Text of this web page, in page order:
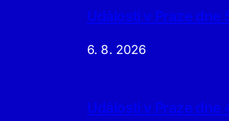
Události v Praze dne
6. 8. 2026
Události v Praze dne